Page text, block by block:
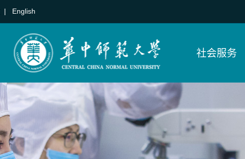
| English
社会服务